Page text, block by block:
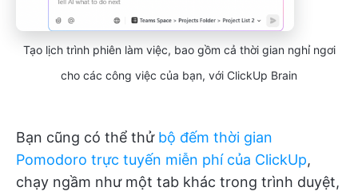
Tạo lịch trình phiên làm việc, bao gồm cả thời gian nghỉ ngơi
cho các công việc của bạn, với ClickUp Brain
Bạn cũng có thể thử bộ đếm thời gian
Pomodoro trực tuyến miễn phí của ClickUp,
chạy ngầm như một tab khác trong trình duyệt,